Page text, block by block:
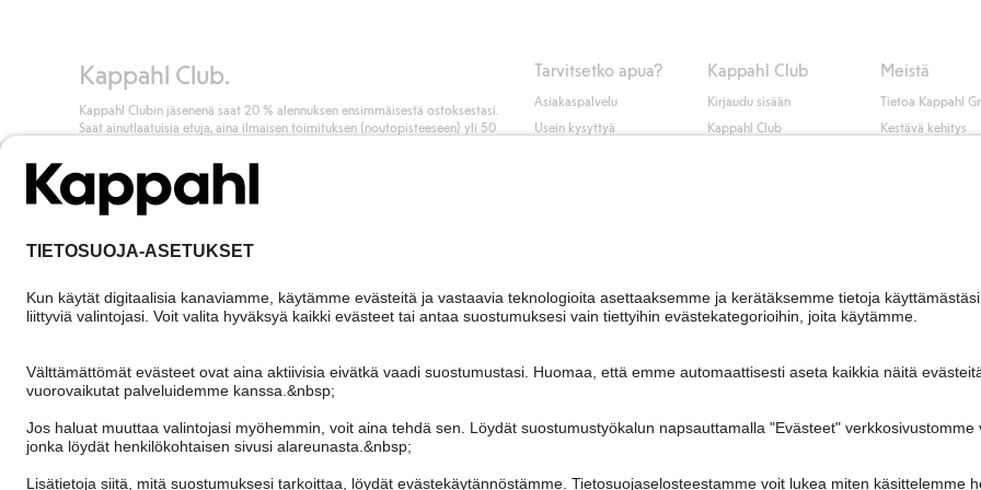
Kappahl Club.
Kappahl Clubin jäsenenä saat 20 % alennuksen ensimmäisestä ostoksestasi.
Saat ainutlaatuisia etuja, aina ilmaisen toimituksen (noutopisteeseen) yli 50
Liity jäseneksi
Tarvitsetko apua?
Asiakaspalvelu
Usein kysyttyä
Peru ostoksesi
Kappahl Club
Kirjaudu sisään
Kappahl Club
Meistä
Tietoa Kappahl
Kestävä kehitys
Finland Vaihda maata
Cookies